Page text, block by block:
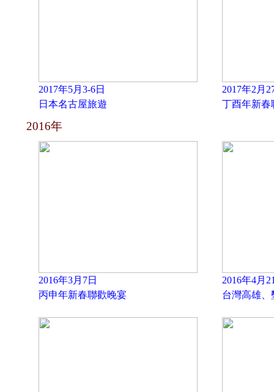
2017年5月3-6日
日本名古屋旅遊
2017年2月
丁酉年新春
2016年
2016年3月7日
丙申年新春聯歡晚宴
2016年4月
台灣高雄、